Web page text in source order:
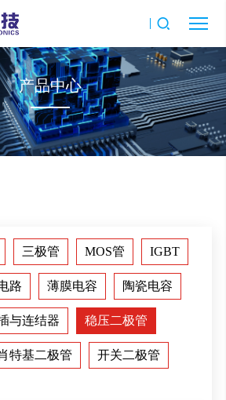
产品中心
三极管 MOS管 IGBT
路 薄膜电容 陶瓷电容
与连结器 稳压二极管
特基二极管 开关二极管